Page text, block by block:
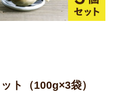
ト（100g×3袋）